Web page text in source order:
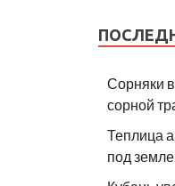
Сорняки в
сорной
Теплица
под